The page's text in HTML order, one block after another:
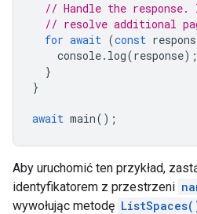
// Handle the
// resolve additional
for await (const
console. log(response);
}
}
await main();
Aby uruchomić ten przykład,
identyfikatorem z przestrzeni
wywołując metodę